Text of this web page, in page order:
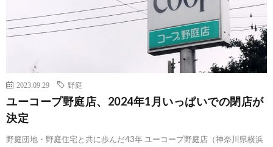
2023.09.29 野庭
ユーコープ野庭店、2024年1月いっぱいでの閉店が
決定
野庭団地・野庭住宅と共に歩んだ43年 ユーコープ野庭店（神奈川県横浜